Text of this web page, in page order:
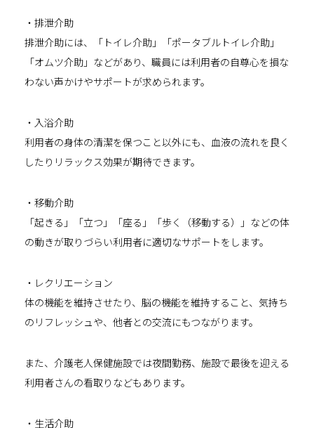
・排泄介助
排泄介助には、「トイレ介助」「ポータブルトイレ介助」
「オムツ介助」などがあり、職員には利用者の自尊心を損な
わない声かけやサポートが求められます。
・入浴介助
利用者の身体の清潔を保つこと以外にも、血液の流れを良く
したりリラックス効果が期待できます。
・移動介助
「起きる」「立つ」「座る」「歩く（移動する）」などの体
の動きが取りづらい利用者に適切なサポートをします。
・レクリエーション
体の機能を維持させたり、脳の機能を維持すること、気持ち
のリフレッシュや、他者との交流にもつながります。
また、介護老人保健施設では夜間勤務、施設で最後を迎える
利用者さんの看取りなどもあります。
・生活介助